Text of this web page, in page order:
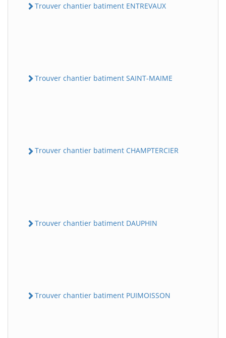
Trouver chantier batiment ENTREVAUX
Trouver chantier batiment SAINT-MAIME
Trouver chantier batiment CHAMPTERCIER
Trouver chantier batiment DAUPHIN
Trouver chantier batiment PUIMOISSON